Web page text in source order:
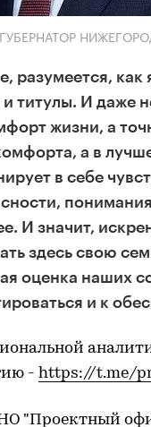
ГУБЕРНАТОР
разумеется,
и титулы. И даже
жизни, а
а в
в себе
И значит,
здесь свою
оценка наших
и к
- https://t.me/
"Проектный